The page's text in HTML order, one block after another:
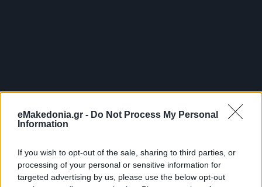
eMakedonia.gr - Do Not Process My Personal
Information
If you wish to opt-out of the sale, sharing to third parties, or
processing of your personal or sensitive information for
targeted advertising by us, please use the below opt-out
Κάνε κλικ και δες περισσότεροemakedonia.grστην
αναζήτηση τηςGoogle